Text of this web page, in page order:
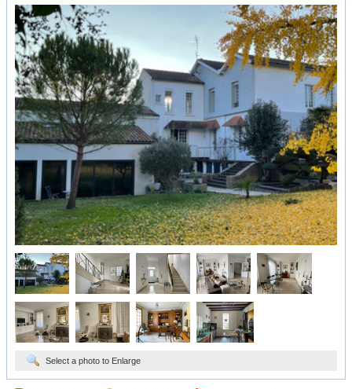
Select a photo to Enlarge